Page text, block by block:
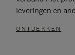
leveringen en
ONTDEKKEN